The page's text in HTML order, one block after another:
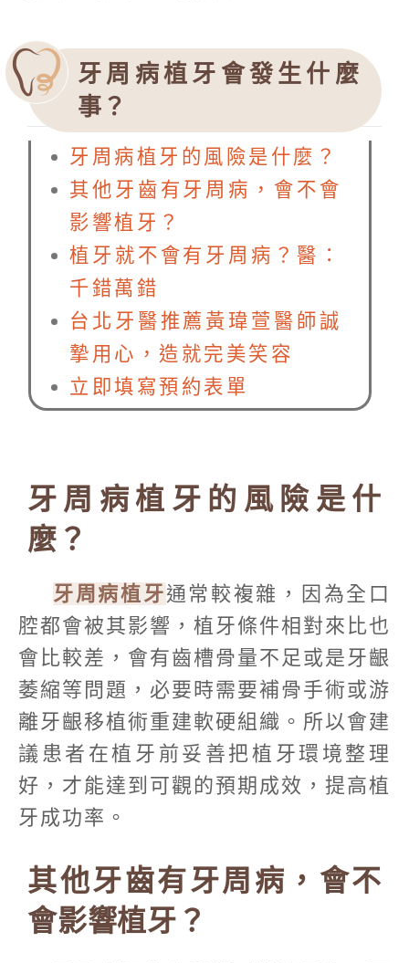
牙周病植牙會發生什麼
事？
牙周病植牙的風險是什麼？
其他牙齒有牙周病，會不會
影響植牙？
植牙就不會有牙周病？醫：
千錯萬錯
台北牙醫推薦黃瑋萱醫師誠
摯用心，造就完美笑容
立即填寫預約表單
牙周病植牙的風險是什
麼？
牙周病植牙通常較複雜，因為全口
腔都會被其影響，植牙條件相對來比也
會比較差，會有齒槽骨量不足或是牙齦
萎縮等問題，必要時需要補骨手術或游
離牙齦移植術重建軟硬組織。所以會建
議患者在植牙前妥善把植牙環境整理
好，才能達到可觀的預期成效，提高植
牙成功率。
其他牙齒有牙周病，會不
會影響植牙？